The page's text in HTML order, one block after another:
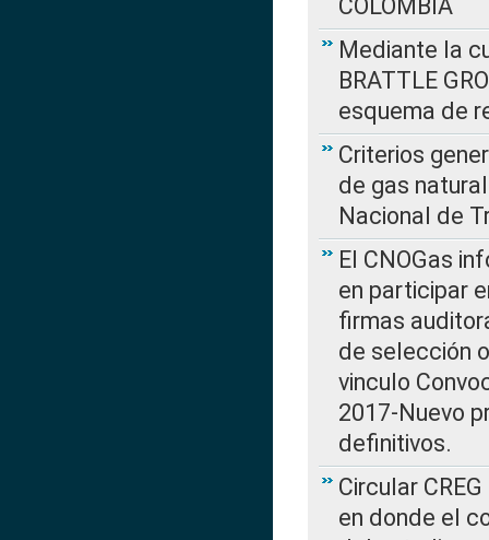
COLOMBIA
Mediante la
BRATTLE
esquema de
Criterios
de gas
Nacional de
El CNOGas
en participar
firmas
de selección
vinculo
2017-Nuevo
definitivos.
Circular
en donde el